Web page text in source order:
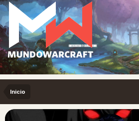
Inicio